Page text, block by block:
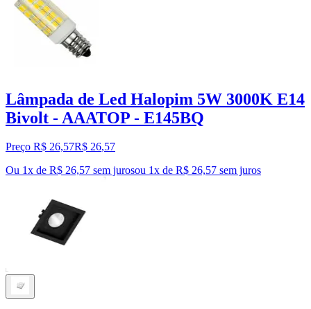
Lâmpada de Led Halopim 5W 3000K E14
Bivolt - AAATOP - E145BQ
Preço R$ 26,57R$ 26,57
Ou 1x de R$ 26,57 sem jurosou 1x de R$ 26,57 sem juros